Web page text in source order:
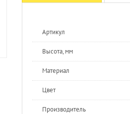
Артикул
Высота, мм
Материал
Цвет
Производитель